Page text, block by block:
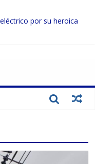
por su heroica
el sector privado para
instalaciones del SEN
para fortalecer el SEN